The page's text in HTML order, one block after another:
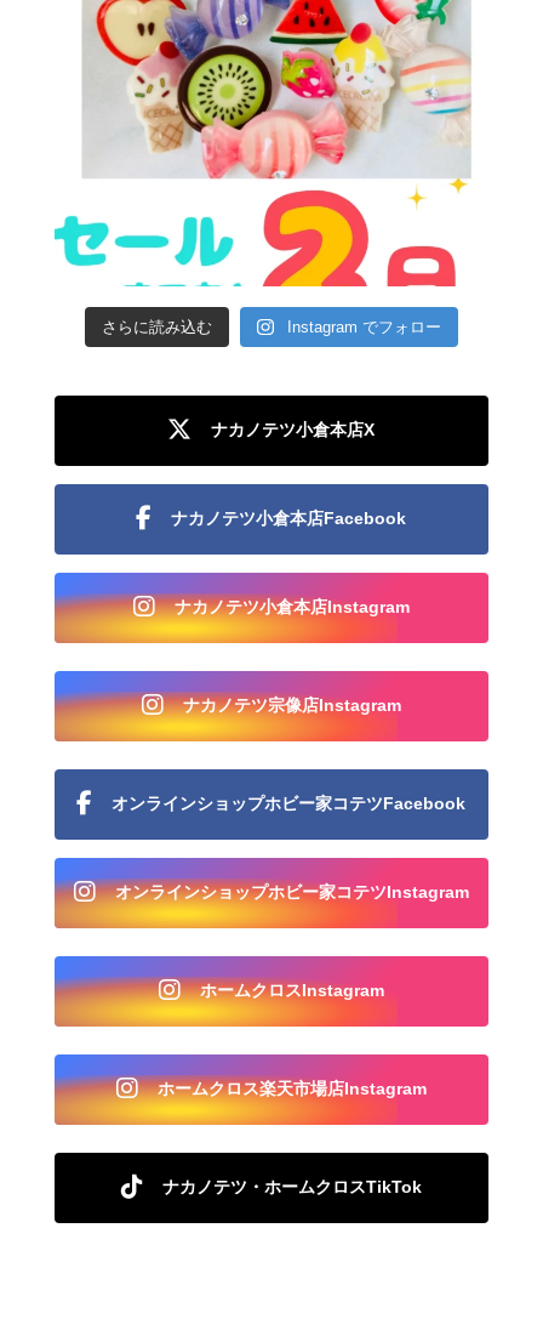
さらに読み込む Instagram でフォロー
ナカノテツ小倉本店X
ナカノテツ小倉本店Facebook
ナカノテツ小倉本店Instagram
ナカノテツ宗像店Instagram
オンラインショップホビー家コテツFacebook
オンラインショップホビー家コテツInstagram
ホームクロスInstagram
ホームクロス楽天市場店Instagram
ナカノテツ・ホームクロスTikTok